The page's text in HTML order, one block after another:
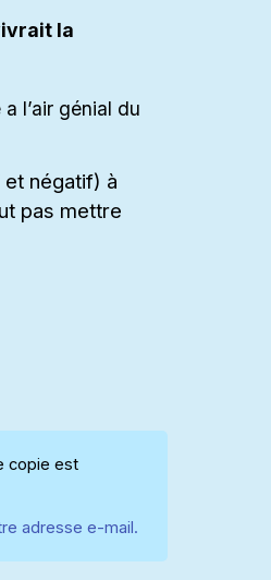
la
l’air génial du
négatif) à
pas mettre
copie est
adresse e-mail.